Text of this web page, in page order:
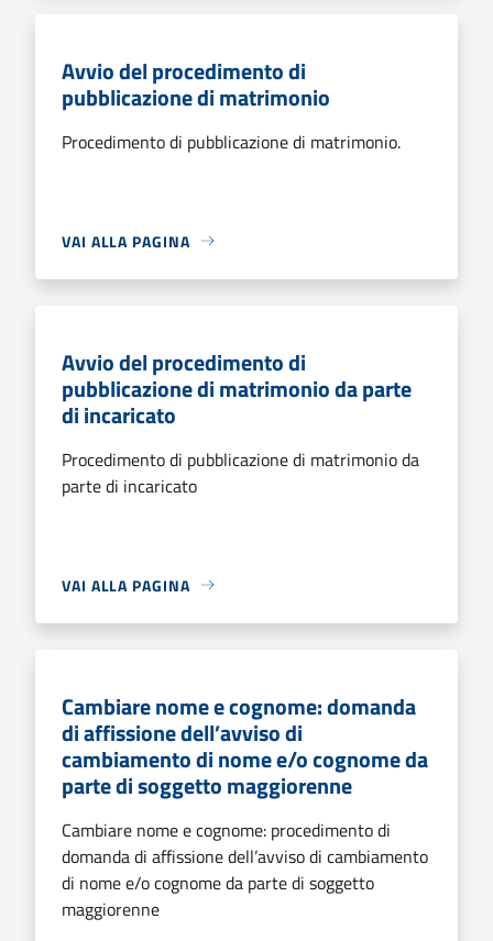
Avvio del procedimento di
pubblicazione di matrimonio
Procedimento di pubblicazione di matrimonio.
VAI ALLA PAGINA
Avvio del procedimento di
pubblicazione di matrimonio da parte
di incaricato
Procedimento di pubblicazione di matrimonio da
parte di incaricato
VAI ALLA PAGINA
Cambiare nome e cognome: domanda
di affissione dell’avviso di
cambiamento di nome e/o cognome da
parte di soggetto maggiorenne
Cambiare nome e cognome: procedimento di
domanda di affissione dell’avviso di cambiamento
di nome e/o cognome da parte di soggetto
maggiorenne